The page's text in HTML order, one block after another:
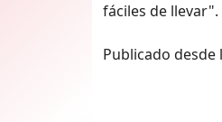
fáciles de llevar".
Publicado